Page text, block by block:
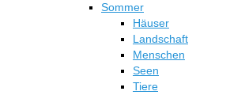
Sommer
Häuser
Landschaft
Menschen
Seen
Tiere